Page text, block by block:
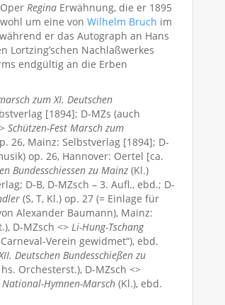
Regina Erwähnung, die er 1895
um eine von Wilhelm Bruch im
er das Autograph an Hans
Nachlaßwerkes
endgültig an die Erben
zum XI. Deutschen
[1894]; D-MZs (auch
Schützen-Fest Marsch zum
26, Mainz: Selbstverlag [1894]; D-
op. 26, Hannover: Oertel [ca.
Bundesschiessen zu Mainz (Kl.)
D-B, D-MZsch – 3. Aufl., ebd.; D-
(S, T, Kl.) op. 27 (= Einlage für
Alexander Baumann), Mainz:
D-MZsch <> Li-Hung-Tschang
Verein gewidmet“), ebd.
Deutschen Bundesschießen zu
Orchesterst.), D-MZsch <>
Hymnen-Marsch (Kl.), ebd.